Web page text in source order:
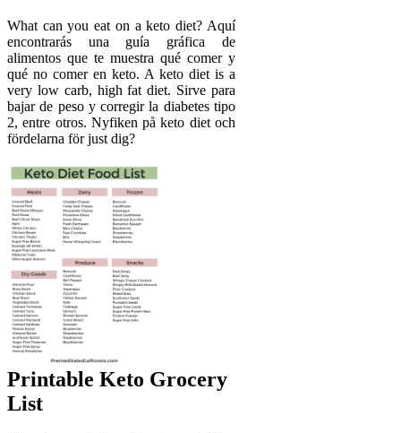
What can you eat on a keto diet? Aquí
encontrarás una guía gráfica de
alimentos que te muestra qué comer y
qué no comer en keto. A keto diet is a
very low carb, high fat diet. Sirve para
bajar de peso y corregir la diabetes tipo
2, entre otros. Nyfiken på keto diet och
fördelarna för just dig?
Printable Keto Grocery
List